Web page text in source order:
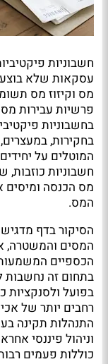
חשבוניות
עסקאות שלא
מס וקיזוז מס
פרשיות עבירות
בחשבוניות
בחקירות,
המוטלים על
חשבוניות
מס הכנסה ומיסים
המס.
הסיקור בדף
המסים והמשטרה,
הכספיים
בתחום זה נחשבות
בפועל ולסנקציות
רחבים יותר של
התנהלות תקינה
וניהול פיננסי
כוללות פעמים